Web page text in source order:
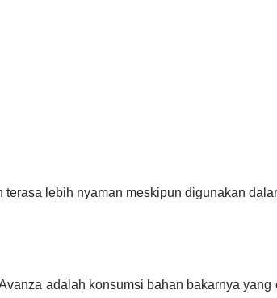
lebih nyaman meskipun digunakan
adalah konsumsi bahan bakarnya